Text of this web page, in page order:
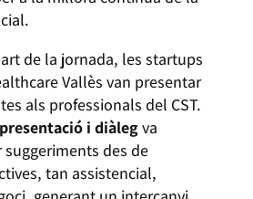
de la jornada, les startups
Vallès van presentar
als professionals del CST.
presentació i diàlegva
des de
tan assistencial,